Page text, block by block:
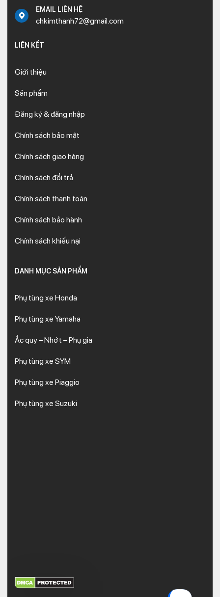
EMAIL LIÊN HỆ
chkimthanh72@gmail.com
LIÊN KẾT
Giới thiệu
Sản phẩm
Đăng ký & đăng nhập
Chính sách bảo mật
Chính sách giao hàng
Chính sách đổi trả
Chính sách thanh toán
Chính sách bảo hành
Chính sách khiếu nại
DANH MỤC SẢN PHẨM
Phụ tùng xe Honda
Phụ tùng xe Yamaha
Ắc quy – Nhớt – Phụ gia
Phụ tùng xe SYM
Phụ tùng xe Piaggio
Phụ tùng xe Suzuki
XEM THÊM